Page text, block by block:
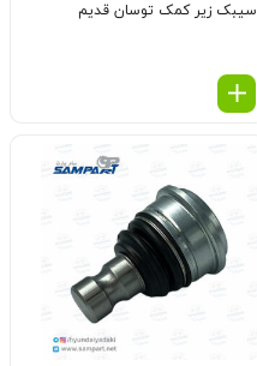
سیبک زیر کمک توسان قدیم